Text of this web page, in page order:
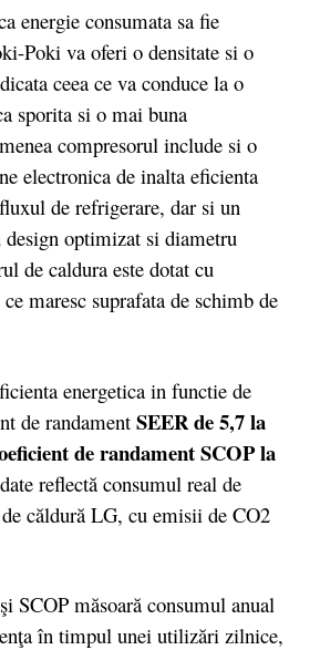
energie consumata sa fie
Poki va oferi o densitate si o
ceea ce va conduce la o
sporita si o mai buna
compresorul include si o
electronica de inalta eficienta
de refrigerare, dar si un
optimizat si diametru
de caldura este dotat cu
maresc suprafata de schimb de
energetica in functie de
de randament SEER de 5,7 la
de randament SCOP la
reflectă consumul real de
căldură LG, cu emisii de CO2
măsoară consumul anual
în timpul unei utilizări zilnice,